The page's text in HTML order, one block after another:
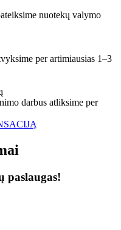
nuotekų valymo
per artimiausias 1–3
darbus atliksime per
paslaugas!